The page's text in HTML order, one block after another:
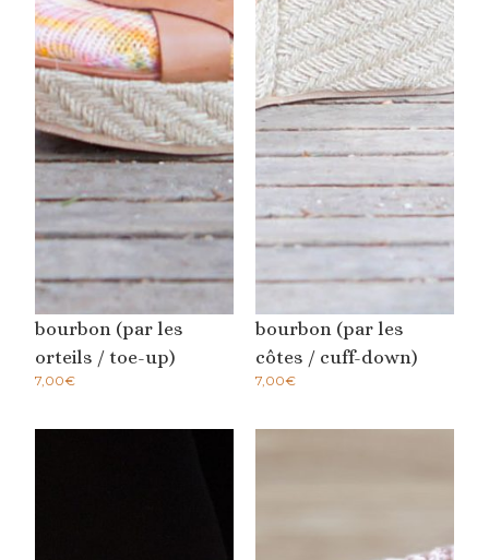
bourbon (par les
orteils / toe-up)
7,00€
bourbon (par les
côtes / cuff-down)
7,00€